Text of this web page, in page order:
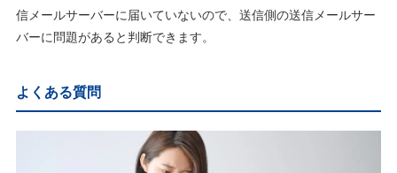
信メールサーバーに届いていないので、送信側の送信メールサー
バーに問題があると判断できます。
よくある質問